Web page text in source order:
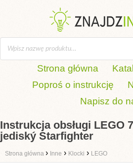
Strona główna
Poproś o instrukcję
Napisz do
Instrukcja obsługi LEGO
jediský Starfighter
Strona główna › Inne › Klocki › LEGO